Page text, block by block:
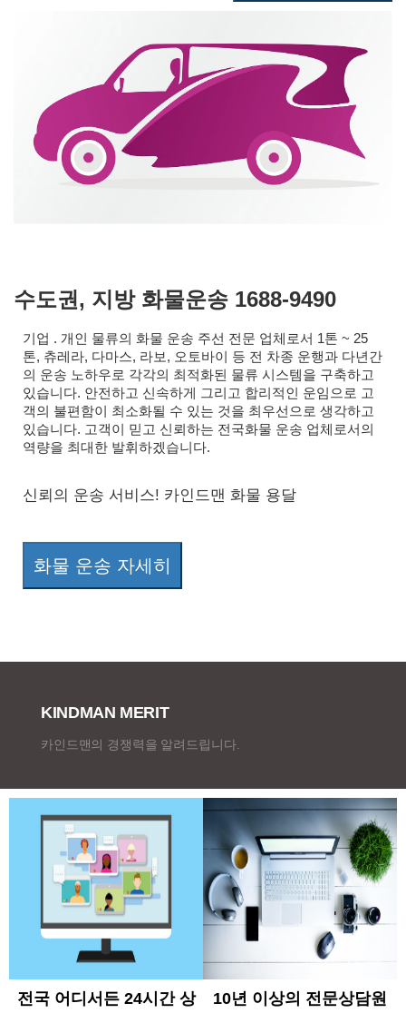
수도권, 지방 화물운송 1688-9490
기업 . 개인 물류의 화물 운송 주선 전문 업체로서 1톤 ~ 25
톤, 츄레라, 다마스, 라보, 오토바이 등 전 차종 운행과 다년간
의 운송 노하우로 각각의 최적화된 물류 시스템을 구축하고
있습니다. 안전하고 신속하게 그리고 합리적인 운임으로 고
객의 불편함이 최소화될 수 있는 것을 최우선으로 생각하고
있습니다. 고객이 믿고 신뢰하는 전국화물 운송 업체로서의
역량을 최대한 발휘하겠습니다.
신뢰의 운송 서비스! 카인드맨 화물 용달
화물 운송 자세히
KINDMAN MERIT
카인드맨의 경쟁력을 알려드립니다.
전국 어디서든 24시간 상 10년 이상의 전문상담원